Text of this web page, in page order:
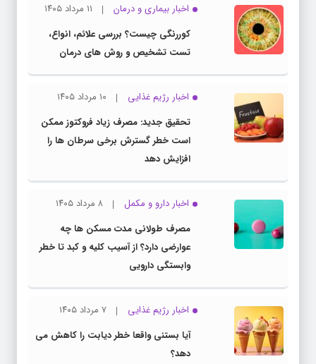
اخبار بیماری و درمان
۱۱ مرداد ۱۴۰۵
کوررنگی چیست؟ بررسی علائم، انواع،
تست تشخیص و روش های درمان
اخبار رژیم غذایی
۱۰ مرداد ۱۴۰۵
تحقیق جدید: مصرف زیاد فروکتوز ممکن
است خطر گسترش برخی سرطان ها را
افزایش دهد
اخبار دارو و مکمل
۸ مرداد ۱۴۰۵
مصرف طولانی مدت مسکن ها چه
عوارضی دارد؟ از آسیب کلیه و کبد تا خطر
وابستگی دارویی
اخبار رژیم غذایی
۷ مرداد ۱۴۰۵
آیا بستنی واقعا خطر دیابت را کاهش می
دهد؟